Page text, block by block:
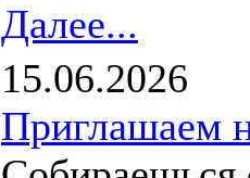
Далее...
15.06.2026
Приглашаем